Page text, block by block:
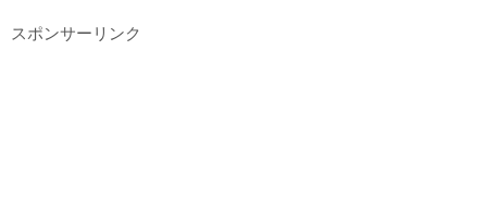
スポンサーリンク